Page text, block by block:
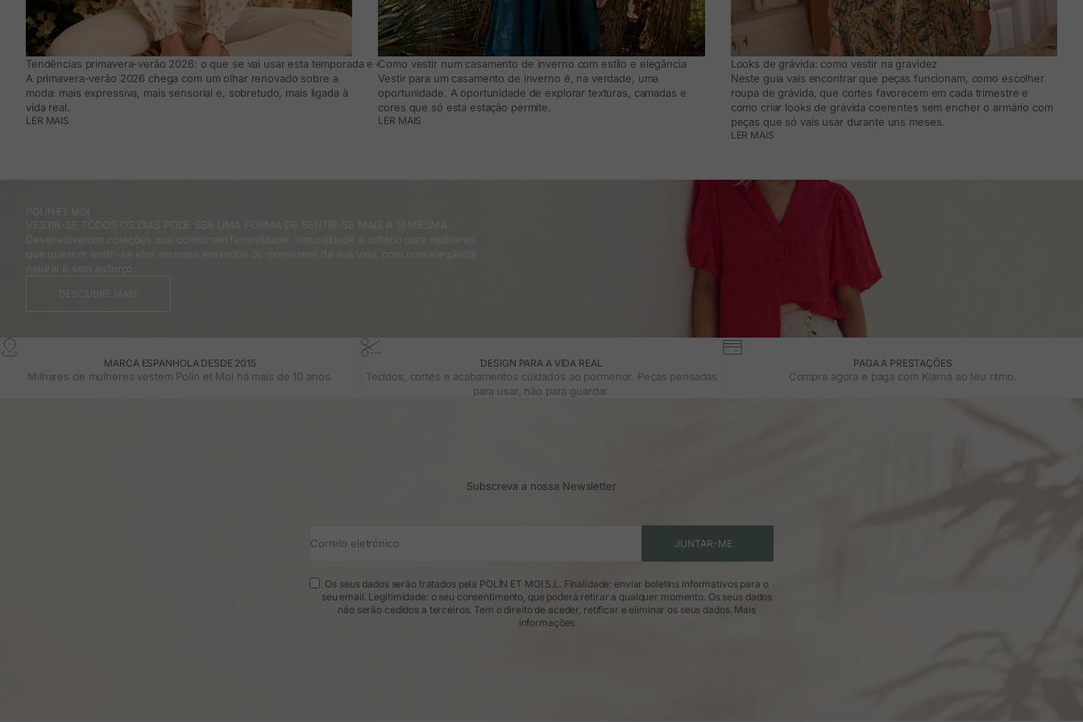
Tendências primavera-verão 2026: o que se vai usar esta temporada e como adaptá-lo ao teu dia a dia
A primavera-verão 2026 chega com um olhar renovado sobre a
moda: mais expressiva, mais sensorial e, sobretudo, mais ligada à
vida real.
LER MAIS
Como vestir num casamento de inverno com estilo e elegância
Vestir para um casamento de inverno é, na verdade, uma
oportunidade. A oportunidade de explorar texturas, camadas e
cores que só esta estação permite.
LER MAIS
Looks de grávida: como vestir na gravidez
Neste guia vais encontrar que peças funcionam, como escolher
roupa de grávida, que cortes favorecem em cada trimestre e
como criar looks de grávida coerentes sem encher o armário com
peças que só vais usar durante uns meses.
LER MAIS
MARCA ESPANHOLA DESDE 2015
Milhares de mulheres vestem Polin et Moi há mais de 10 anos.
DESIGN PARA A VIDA REAL
Tecidos, cortes e acabamentos cuidados ao pormenor. Peças pensadas
para usar, não para guardar.
PAGA A PRESTAÇÕES
Compra agora e paga com Klarna ao teu ritmo.
Subscreva a nossa Newsletter
Correio eletrónico JUNTAR-ME
Os seus dados serão tratados pela POLÍN ET MOI S.L. Finalidade: enviar boletins informativos para o
seu email. Legitimidade: o seu consentimento, que poderá retirar a qualquer momento. Os seus dados
não serão cedidos a terceiros. Tem o direito de aceder, retificar e eliminar os seus dados. Mais
informações